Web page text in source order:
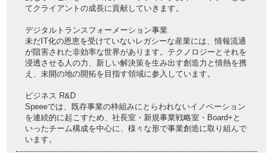
てクライアントの成長に貢献していきます。
デジタルトランスフォーメーション事業
未だIT化の恩恵を受けていないレガシーな産業には、情報流通
が阻害された非効率な世界があります。テクノロジーとそれを
浸透させる人の力、新しい解決策を生み出す創造力と情熱を携
え、未開の地の開拓を目指す領域に参入しています。
ビジネス R&D
Speeeでは、既存事業の枠組みにとらわれないイノベーション
を連続的に起こすため、社長室・新規事業戦略室・Board+と
いったチーム構成を中心に、様々な形で事業創造に取り組んで
います。